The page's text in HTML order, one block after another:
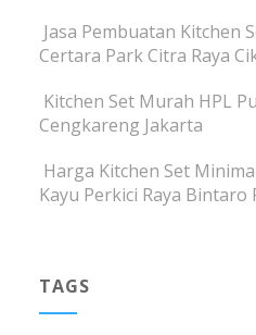
Jasa Pembuatan Kitchen
Certara Park Citra Raya
Kitchen Set Murah HPL
Cengkareng Jakarta
Harga Kitchen Set
Kayu Perkici Raya Bintaro
TAGS